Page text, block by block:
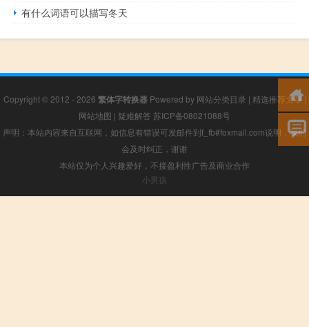
有什么词语可以描写冬天
Copyright © 2012 - 2026 繁体字转换器Powered by 网站分类目录 | 精选推荐文章|
网站地图 | 疑难解答 苏ICP备08021088号
声明：本站内容来自互联网，如信息有错误可发邮件到f_fb#foxmail.com说明，我们
会及时纠正，谢谢
本站仅为个人兴趣爱好，不接盈利性广告及商业合作
小男孩